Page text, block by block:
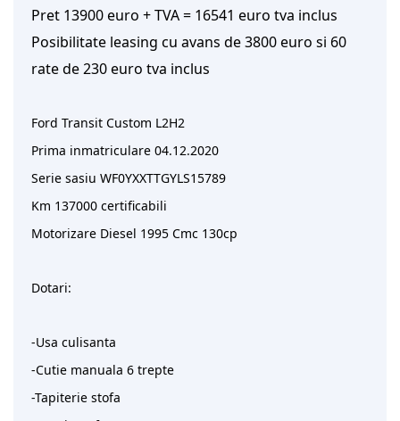
Pret 13900 euro + TVA = 16541 euro tva inclus
Posibilitate leasing cu avans de 3800 euro si 60
rate de 230 euro tva inclus
Ford Transit Custom L2H2
Prima inmatriculare 04.12.2020
Serie sasiu WF0YXXTTGYLS15789
Km 137000 certificabili
Motorizare Diesel 1995 Cmc 130cp
Dotari:
-Usa culisanta
-Cutie manuala 6 trepte
-Tapiterie stofa